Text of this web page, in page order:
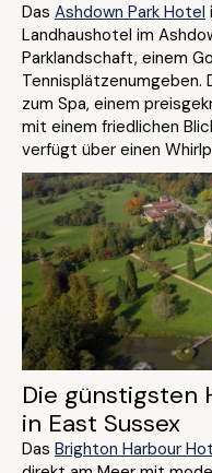
Das Ashdown Park Hotel
Landhaushotel im
Parklandschaft, einem
Tennisplätzenumgeben.
zum Spa, einem
mit einem friedlichen
verfügt über einen
Die günstigsten
in East Sussex
Das Brighton Harbour